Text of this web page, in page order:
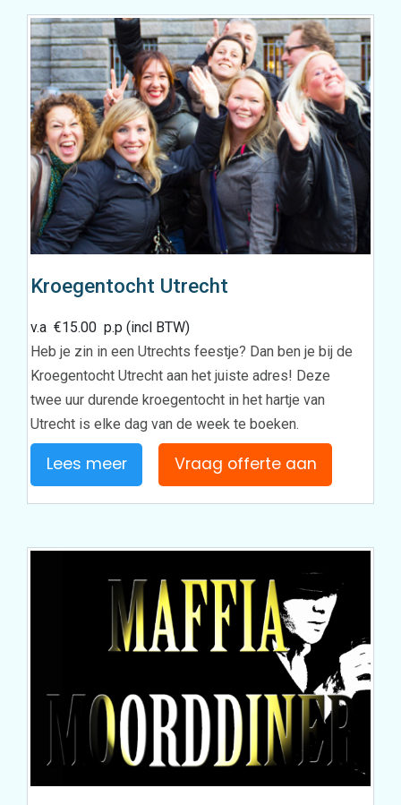
Kroegentocht Utrecht
v.a€15.00 p.p (incl BTW)
Heb je zin in een Utrechts feestje? Dan ben je bij de
Kroegentocht Utrecht aan het juiste adres! Deze
twee uur durende kroegentocht in het hartje van
Utrecht is elke dag van de week te boeken.
Lees meer Vraag offerte aan